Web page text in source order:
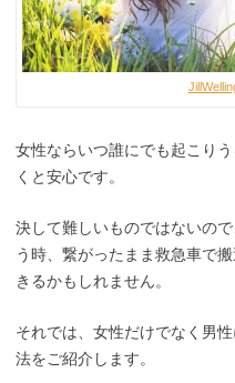
女性ならいつ誰にでも起こり
くと安心です。
決して難しいものではないの
う時、繋がったまま救急車で
きるかもしれません。
それでは、女性だけでなく男
法をご紹介します。